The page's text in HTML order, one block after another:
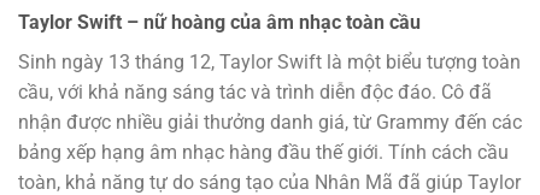
Taylor Swift – nữ hoàng của âm nhạc toàn cầu
Sinh ngày 13 tháng 12, Taylor Swift là một biểu tượng toàn
cầu, với khả năng sáng tác và trình diễn độc đáo. Cô đã
nhận được nhiều giải thưởng danh giá, từ Grammy đến các
bảng xếp hạng âm nhạc hàng đầu thế giới. Tính cách cầu
toàn, khả năng tự do sáng tạo của Nhân Mã đã giúp Taylor